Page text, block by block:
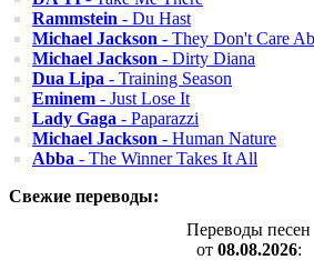
Rammstein - Du Hast
Michael Jackson - They Don't Care
Michael Jackson - Dirty Diana
Dua Lipa - Training Season
Eminem - Just Lose It
Lady Gaga - Paparazzi
Michael Jackson - Human Nature
Abba - The Winner Takes It All
Свежие переводы:
Переводы песен
от 08.08.2026: